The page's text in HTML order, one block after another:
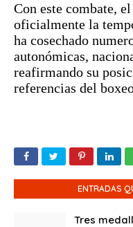
Con este combate,
oficialmente la
ha cosechado
autonómicas,
reafirmando su
referencias del
ENTRADAS
Tres